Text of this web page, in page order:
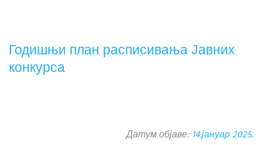
Годишњи план расписивања Јавних
конкурса
Датум објаве:14.јануар 2025.